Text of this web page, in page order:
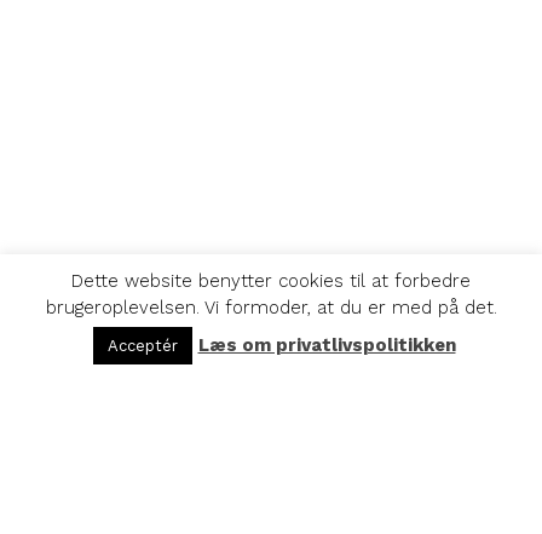
Dette website benytter cookies til at forbedre
brugeroplevelsen. Vi formoder, at du er med på det.
Acceptér Læs om privatlivspolitikken